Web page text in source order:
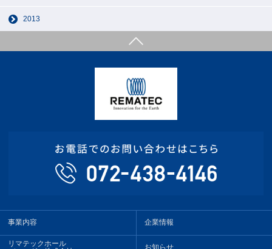
2013
事業内容 企業情報
リマテックホール